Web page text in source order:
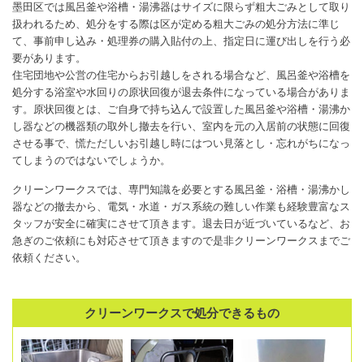
墨田区では風呂釜や浴槽・湯沸器はサイズに限らず粗大ごみとして取り
扱われるため、処分をする際は区が定める粗大ごみの処分方法に準じ
て、事前申し込み・処理券の購入貼付の上、指定日に運び出しを行う必
要があります。
住宅団地や公営の住宅からお引越しをされる場合など、風呂釜や浴槽を
処分する浴室や水回りの原状回復が退去条件になっている場合がありま
す。原状回復とは、ご自身で持ち込んで設置した風呂釜や浴槽・湯沸か
し器などの機器類の取外し撤去を行い、室内を元の入居前の状態に回復
させる事で、慌ただしいお引越し時にはつい見落とし・忘れがちになっ
てしまうのではないでしょうか。
クリーンワークスでは、専門知識を必要とする風呂釜・浴槽・湯沸かし
器などの撤去から、電気・水道・ガス系統の難しい作業も経験豊富なス
タッフが安全に確実にさせて頂きます。退去日が近づいているなど、お
急ぎのご依頼にも対応させて頂きますので是非クリーンワークスまでご
依頼ください。
クリーンワークスで処分できるもの